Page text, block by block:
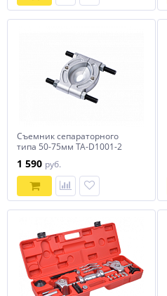
Съемник сепараторного
типа 50-75мм TA-D1001-2
1 590 руб.